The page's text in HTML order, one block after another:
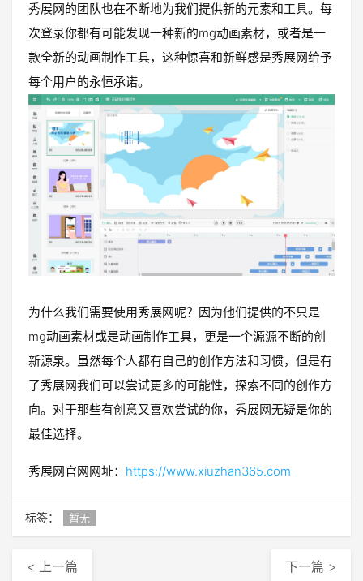
秀展网的团队也在不断地为我们提供新的元素和工具。每
次登录你都有可能发现一种新的mg动画素材，或者是一
款全新的动画制作工具，这种惊喜和新鲜感是秀展网给予
每个用户的永恒承诺。
为什么我们需要使用秀展网呢？因为他们提供的不只是
mg动画素材或是动画制作工具，更是一个源源不断的创
新源泉。虽然每个人都有自己的创作方法和习惯，但是有
了秀展网我们可以尝试更多的可能性，探索不同的创作方
向。对于那些有创意又喜欢尝试的你，秀展网无疑是你的
最佳选择。
秀展网官网网址： https://www.xiuzhan365.com
标签： 暂无
< 上一篇 下一篇 >